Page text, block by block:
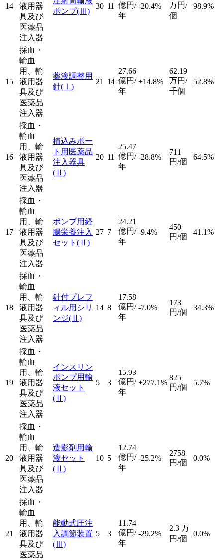
14
液用器
具及び
医薬品
注入器
ポンプ(Ⅲ)
30 11
億円/
年
-20.4%
万円/
個
98.9%
15
採血・
輸血
用、輸
液用器
具及び
医薬品
注入器
薬液調整用
針(Ⅰ)
21 14
27.66
億円/
年
+14.8%
62.19
万円/
千個
52.8%
16
採血・
輸血
用、輸
液用器
具及び
医薬品
注入器
植込みポー
ト用医薬品
注入器具
(Ⅱ)
20 11
25.47
億円/
年
-28.8%
711
円/個
64.5%
17
採血・
輸血
用、輸
液用器
具及び
医薬品
注入器
ポンプ用経
腸栄養注入
セット (Ⅱ)
27 7
24.21
億円/
年
-9.4%
450
円/個
41.1%
18
採血・
輸血
用、輸
液用器
具及び
医薬品
注入器
針付プレフ
ィル用シリ
ンジ(Ⅱ)
14 8
17.58
億円/
年
-7.0%
173
円/個
34.3%
19
採血・
輸血
用、輸
液用器
具及び
医薬品
注入器
インスリン
ポンプ用輸
液セット
(Ⅱ)
5 3
15.93
億円/
年
+277.1%
825
円/個
5.7%
20
採血・
輸血
用、輸
液用器
具及び
医薬品
注入器
造影剤用輸
液セット
(Ⅱ)
10 5
12.74
億円/
年
-25.2%
2758
円/個
0.0%
21
採血・
輸血
用、輸
液用器
具及び
医薬品
能動式圧注
入調節装置
(Ⅲ)
5 3
11.74
億円/
年
-29.2%
2.3 万
円/個
0.0%